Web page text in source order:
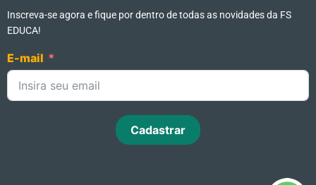
Inscreva-se agora e fique por dentro de todas as novidades da FS
EDUCA!
E-mail
Cadastrar